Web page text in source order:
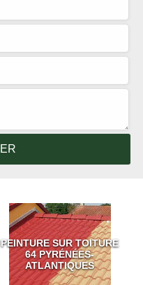
PEINTURE SUR TOITURE
64 PYRÉNÉES-
ATLANTIQUES